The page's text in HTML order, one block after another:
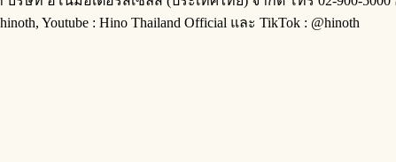
Youtube : Hino Thailand Official และ TikTok : @hinoth